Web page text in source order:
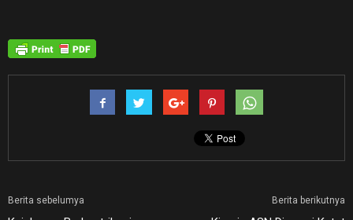
Berita sebelumya Berita berikutnya